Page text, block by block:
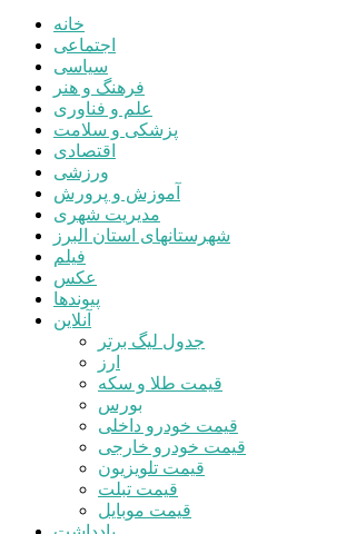
خانه
اجتماعی
سیاسی
فرهنگ و هنر
علم و فناوری
پزشکی و سلامت
اقتصادی
ورزشی
آموزش و پرورش
مدیریت شهری
شهرستانهای استان البرز
فیلم
عکس
پیوندها
آنلاین
جدول لیگ برتر
ارز
قیمت طلا و سکه
بورس
قیمت خودرو داخلی
قیمت خودرو خارجی
قیمت تلویزیون
قیمت تبلت
قیمت موبایل